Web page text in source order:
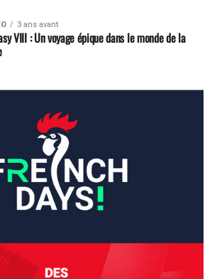
3 ans avant
VIII : Un voyage épique dans le monde de la